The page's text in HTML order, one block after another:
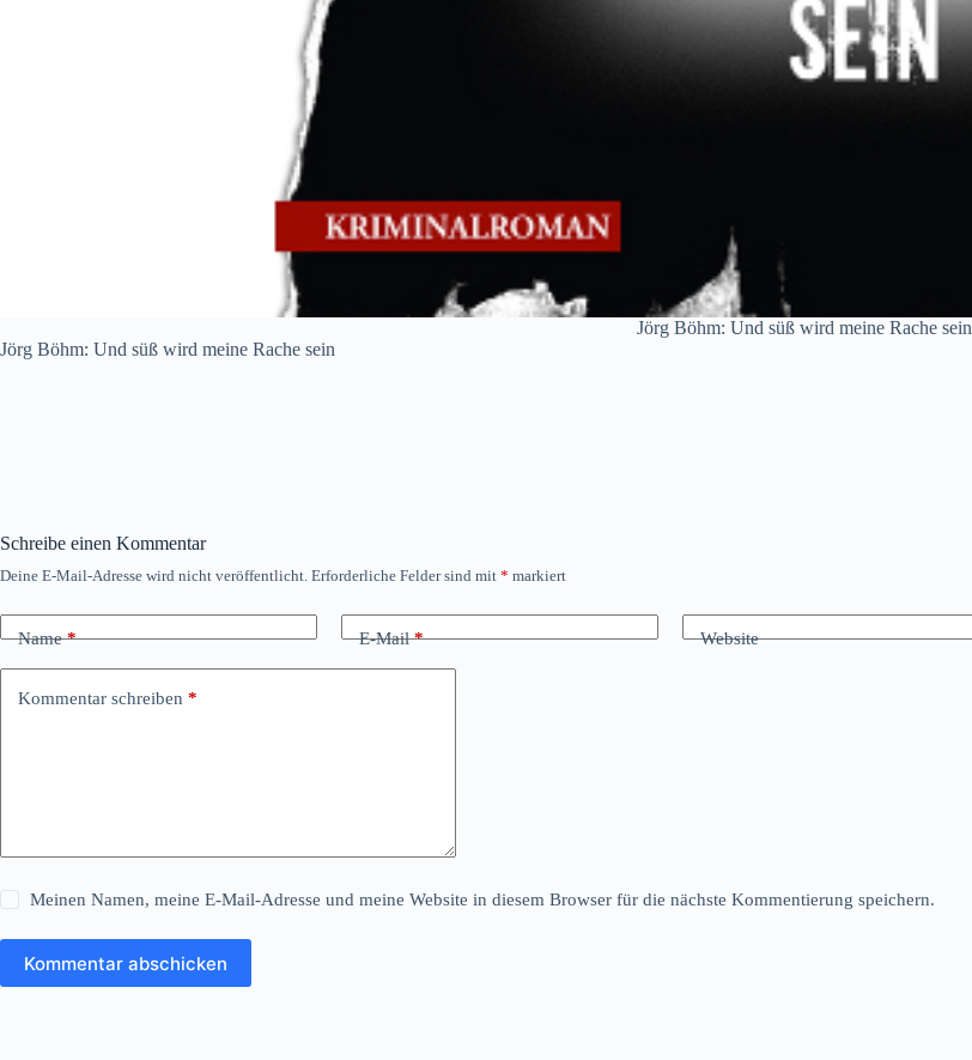
Jörg Böhm: Und süß wird meine Rache sein
Jörg Böhm: Und süß wird meine Rache sein
Schreibe einen Kommentar
Deine E-Mail-Adresse wird nicht veröffentlicht. Erforderliche Felder sind mit * markiert
Name* E-Mail* Website
Kommentar schreiben *
Meinen Namen, meine E-Mail-Adresse und meine Website in diesem Browser für die nächste Kommentierung speichern.
Kommentar abschicken